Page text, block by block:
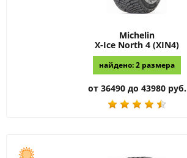
Michelin
X-Ice North 4 (XIN4)
найдено: 2 размера
от 36490 до 43980 руб.